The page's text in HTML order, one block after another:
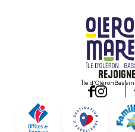
Île d'Oléron